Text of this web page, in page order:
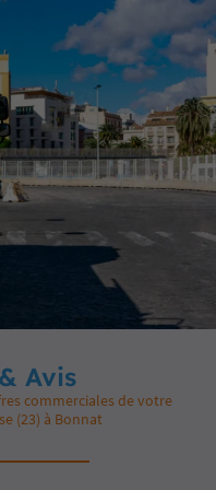
Avis
commerciales de votre
(23) à Bonnat